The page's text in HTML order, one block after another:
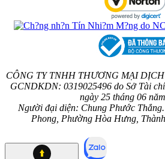
CÔNG TY TNHH THƯƠNG MẠI
GCNDKDN: 0319025496 do Sở Tài
ngày 25 tháng 06
Người đại diện: Chung Phước
Phong, Phường Hòa Hưng,